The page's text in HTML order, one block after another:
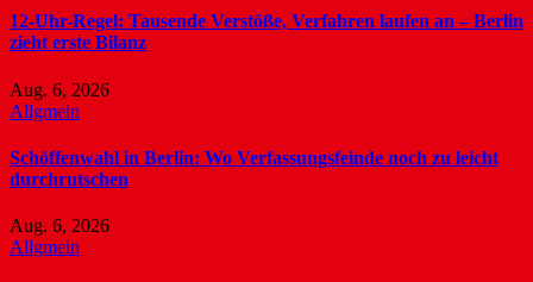
12-Uhr-Regel: Tausende Verstöße, Verfahren laufen an – Berlin
zieht erste Bilanz
Aug. 6, 2026
Allgmein
Schöffenwahl in Berlin: Wo Verfassungsfeinde noch zu leicht
durchrutschen
Aug. 6, 2026
Allgmein